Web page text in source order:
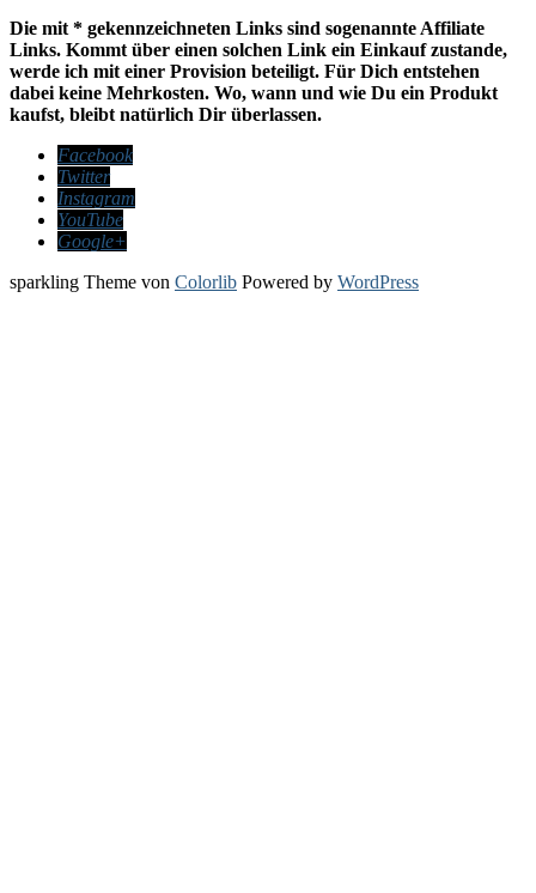
Die mit * gekennzeichneten Links sind sogenannte Affiliate
Links. Kommt über einen solchen Link ein Einkauf zustande,
werde ich mit einer Provision beteiligt. Für Dich entstehen
dabei keine Mehrkosten. Wo, wann und wie Du ein Produkt
kaufst, bleibt natürlich Dir überlassen.
Facebook
Twitter
Instagram
YouTube
Google+
sparkling Theme von Colorlib Powered by WordPress